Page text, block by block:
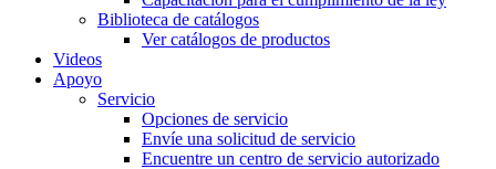
Biblioteca de catálogos
Ver catálogos de productos
Videos
Apoyo
Servicio
Opciones de servicio
Envíe una solicitud de servicio
Encuentre un centro de servicio autorizado